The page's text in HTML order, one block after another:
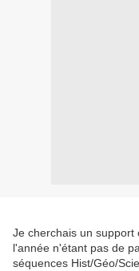
Je cherchais un
l'année n'étant pas de
séquences Hist/Géo/